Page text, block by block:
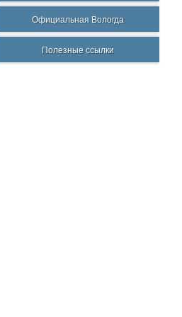
Официальная Вологда
Полезные ссылки